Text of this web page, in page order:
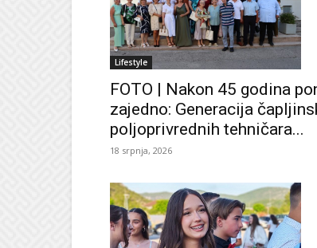
Lifestyle
FOTO | Nakon 45 godina
zajedno: Generacija
poljoprivrednih tehničara...
18 srpnja, 2026